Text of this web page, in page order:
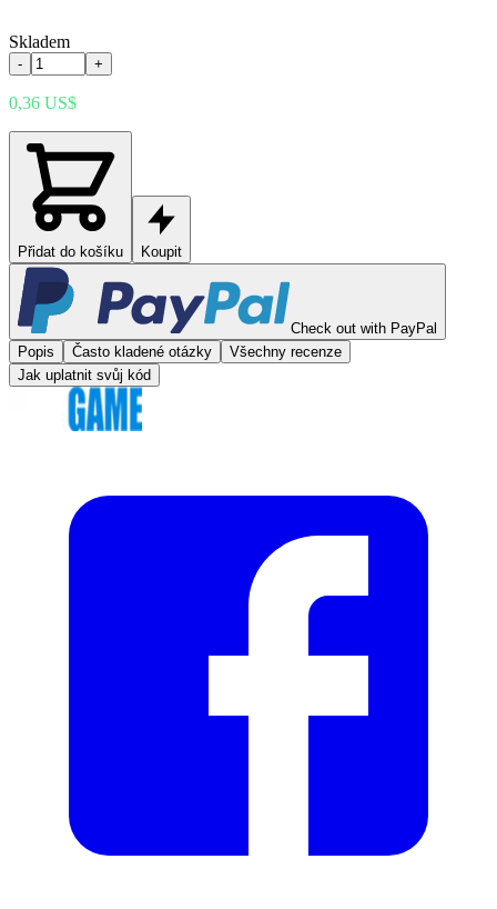
Skladem
- +
0,36 US$
Přidat do košíku Koupit
Check out with PayPal
Popis
Často kladené otázky
Všechny recenze
Jak uplatnit svůj kód